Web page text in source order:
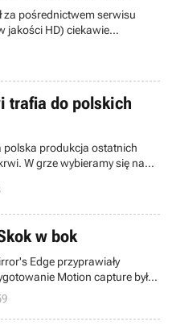
za pośrednictwem serwisu
jakości HD) ciekawie
Zaprezentowano w nim
w ten sposób
trafia do polskich
polska produkcja ostatnich
W grze wybieramy się na
których mieliśmy okazję
był naprawdę ciekawy,
w bok
Edge przyprawiały
Motion capture było